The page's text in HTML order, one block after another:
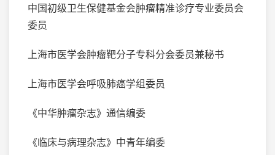
中国初级卫生保健基金会肿瘤精准诊疗专业委员会
委员
上海市医学会肿瘤靶分子专科分会委员兼秘书
上海市医学会呼吸肺癌学组委员
《中华肿瘤杂志》通信编委
《临床与病理杂志》中青年编委